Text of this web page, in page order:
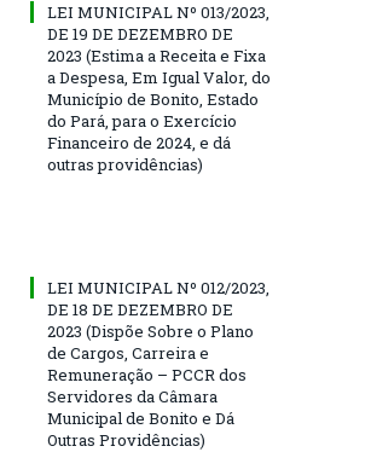
LEI MUNICIPAL Nº 013/2023,
DE 19 DE DEZEMBRO DE
2023 (Estima a Receita e Fixa
a Despesa, Em Igual Valor, do
Município de Bonito, Estado
do Pará, para o Exercício
Financeiro de 2024, e dá
outras providências)
LEI MUNICIPAL Nº 012/2023,
DE 18 DE DEZEMBRO DE
2023 (Dispõe Sobre o Plano
de Cargos, Carreira e
Remuneração – PCCR dos
Servidores da Câmara
Municipal de Bonito e Dá
Outras Providências)